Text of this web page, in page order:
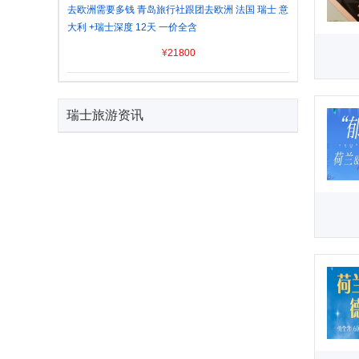
去欧洲需要多钱 青岛旅行社跟团去欧洲 法国 瑞士 意
大利 +瑞士深度 12天 一价全含
¥21800
瑞士旅游资讯